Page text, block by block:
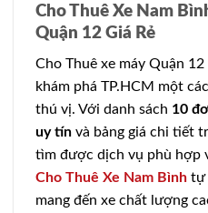
Cho Thuê Xe Nam
Quận 12 Giá Rẻ
Cho Thuê xe máy Quận
khám phá TP.HCM một
thú vị. Với danh sách 10
uy tín và bảng giá chi tiết
tìm được dịch vụ phù hợp
Cho Thuê Xe Nam Bình tự
mang đến xe chất lượng